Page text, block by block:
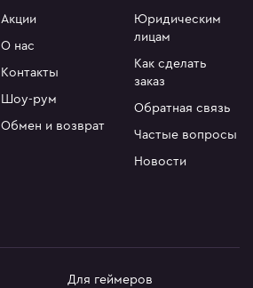
Акции
О нас
Контакты
Шоу-рум
Обмен и возврат
Юридическим
лицам
Как сделать
заказ
Обратная связь
Частые вопросы
Новости
Для геймеров